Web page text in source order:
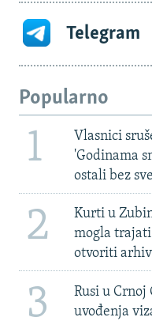
Telegram
Popularno
1
Vlasnici
'Godinama
ostali bez
2
Kurti u
mogla
otvoriti
3
Rusi u Crnoj
uvođenja